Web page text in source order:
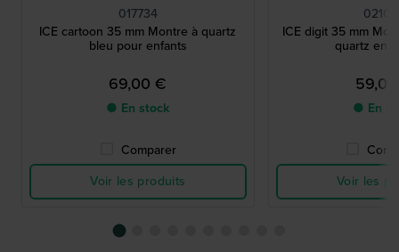
017734
ICE cartoon 35 mm Montre à quartz
bleu pour enfants
69,00 €
● En stock
Comparer
Voir les produits
ICE digit 35 mm
quartz en
● En
Voir les